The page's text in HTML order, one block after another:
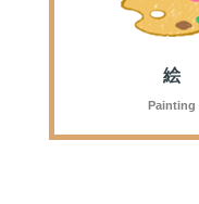
絵
Painting